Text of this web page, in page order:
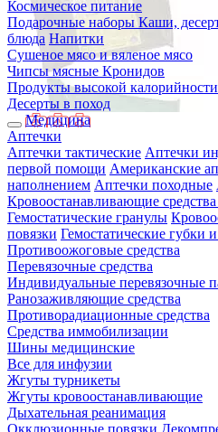
Космическое питание
Подарочные наборы Каши,
блюда Напитки
Сушеное мясо и вяленое мясо
Чипсы мясные Кронидов
Продукты высокой калорийности
Десерты в поход
Медицина
Аптечки
Аптечки тактические Аптечки
первой помощи Американские
наполнением Аптечки походные
Кровоостанавливающие
Гемостатические гранулы
повязки Гемостатические губки
Противоожоговые средства
Перевязочные средства
Индивидуальные перевязочные
Ранозаживляющие средства
Противорадиационные средства
Средства иммобилизации
Шины медицинские
Все для инфузии
Жгуты турникеты
Жгуты кровоостанавливающие
Дыхательная реанимация